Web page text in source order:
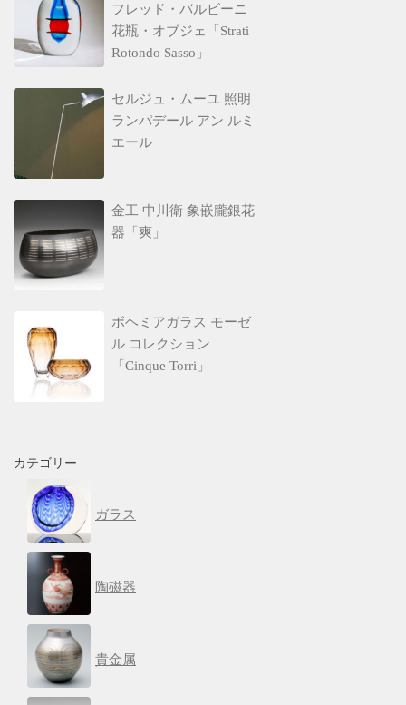
フレッド・バルビーニ
花瓶・オブジェ「Strati
Rotondo Sasso」
セルジュ・ムーユ 照明
ランパデール アン ルミ
エール
金工 中川衛 象嵌朧銀花
器「爽」
ボヘミアガラス モーゼ
ル コレクション
「Cinque Torri」
カテゴリー
ガラス
陶磁器
貴金属